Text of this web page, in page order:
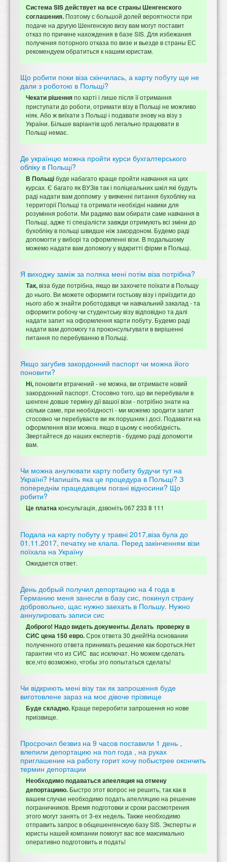
Система SIS действует на все страны Шенгенского
соглашения. Поэтому с большой долей вероятности при
подаче на другую Шенгенскую визу вам могут поставит
отказ по причине нахождения в базе SIS. Для избежания
получения поторного отказа по визе и вьезде в страны ЕС
рекомендуем обратиться к нашим юристам.
Що робити поки віза скінчилась, а карту побуту ще не
дали з роботою в Польщі?
Чекати рішенняпо карті і лише після її отримання
приступати до роботи, отримати візу в Польщі не можливо
ніяк. Або ж виїхати з Польщі і подавати знову на візу з
України. Більше варіантів щоб легально працювати в
Польщі немає.
Де українцю можна пройти курси бухгалтерського
обліку в Польщі?
В Польщібуде набагато краще пройти навчання на цих
курсах. Є багато як ВУЗів так і поліцеальних шкіл які будуть
раді надати вам доппомгу у вивченні питання бухобліку на
территорії Польщі та отримати необхідні навики для
розуміння роботи. Ми радимо вам обирати саме навчання в
Польщі, адже ті спеціалісти завжди отримують всі зміни до
бухобліку в польщі швидше ніж закордоном. Будемо раді
допомогти у виборі та оформленні візи. В подальшому
можемо надати вам допомогу у відкритті фірми в Польщі.
Я виходжу заміж за поляка мені потім віза потрібна?
Так,віза буде потрібна, якщо ви захочете поїхати в Польщу
до нього. Ви можете оформити гостьову візу і приїздити до
нього або ж знайти роботодавця чи навчальний закалад - та
оформити робочу чи студентську візу відповідно та далі
надати запит на оформлення карти побуту. Будемо раді
надати вам допомогу та проконсультувати в вирішенні
питання по перебуванню в Польщі.
Якщо загубив закордонний паспорт чи можна його
поновити?
Ні,поновити втрачений - не можна, ви отримаєте новий
закордонний паспорт. Стосовно того, що ви перебували в
шенгені довше терміну дії вашої візи - потрібно знати на
скільки саме, при необхідності - ми можемо зродити запит
стосовно чи перебуваєте ви як порушник і досі. Подавати на
оформлення візи можна. якщо в цьому є необхідність.
Звертайтеся до наших експертів - будемо раді допомогти
вам.
Чи можна анулювати карту побиту будучи тут на
Україні? Напишіть яка це процедура в Польщі? З
попереднім працедавцем погані відносини? Що
робити?
Це платнаконсультація, дзвоніть 067 233 8 111
Подала на карту побуту у травні 2017,віза була до
01.11.2017, печатку не клала. Перед закінченням візи
поїхала на Україну
Ожидается ответ.
День добрый получил депортацию на 4 года в
Германию меня занесли в базу сис, покинул страну
добровольно, щас нужно заехать в Польшу. Нужно
аннулировать записи сис
Доброго! Надо видеть документы. Делать проверку в
СИС цена 150 евро.Срок ответа 30 дней!На основании
полученного ответа принимать решение как бороться.Нет
гарантии что из СИС вас исключат. Но можем сделать
все,что возможно, чтобы это попытаться сделать!
Чи відкриють мені візу так як запрошення буде
виготовлене зараз на моє дівоче прізвище
Буде складно. Краще переробити запрошення но нове
приізвище.
Просрочил безвиз на 9 часов поставили 1 день ,
влепили депортацию на пол года , на руках
приглашение на работу горит хочу побыстрее окончить
термин депортации
Необходимо подаваться апееляция на отмену
депортациию. Быстро этот вопрос не решить, так как в
вашем случае необходимо подать апелляцию на решение
пограничников. Время подготовки и сроки рассмотрения
этого могут занять от 3-ех недель. Также необходимо
отправить запрос в общешенгенскую базу SIS. Эксперты и
юристы нашей компании помогут вас все максимально
оперативно подготовить и подать!